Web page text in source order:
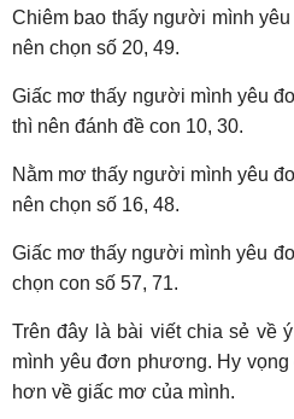
Chiêm bao thấy người mình
nên chọn số 20, 49.
Giấc mơ thấy người mình yêu
thì nên đánh đề con 10, 30.
Nằm mơ thấy người mình yêu
nên chọn số 16, 48.
Giấc mơ thấy người mình yêu
chọn con số 57, 71.
Trên đây là bài viết chia sẻ về
mình yêu đơn phương. Hy
hơn về giấc mơ của mình.